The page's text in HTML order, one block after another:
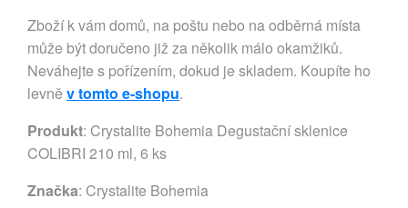
Zboží k vám domů, na poštu nebo na odběrná místa
může být doručeno již za několik málo okamžiků.
Neváhejte s pořízením, dokud je skladem. Koupíte ho
levně v tomto e-shopu.
Produkt: Crystalite Bohemia Degustační sklenice
COLIBRI 210 ml, 6 ks
Značka: Crystalite Bohemia